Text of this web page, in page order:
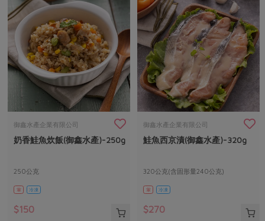
御鑫水產企業有限公司
奶香鮭魚炊飯(御鑫水產)-250g
250公克
葷 冷凍
$150
御鑫水產企業有限公司
鮭魚西京漬(御鑫水產)-320g
320公克(含固形量240公克)
葷 冷凍
$270